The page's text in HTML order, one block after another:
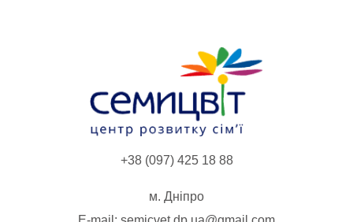
+38 (097) 425 18 88
м. Дніпро